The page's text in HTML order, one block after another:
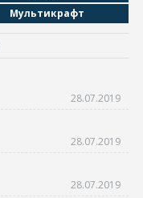
Мультикрафт
28.07.2019
28.07.2019
28.07.2019